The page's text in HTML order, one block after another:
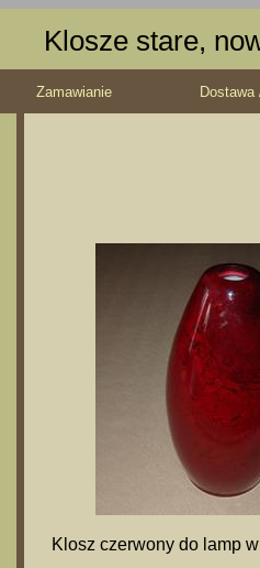
Klosze stare,
Zamawianie
Klosz czerwony do lamp